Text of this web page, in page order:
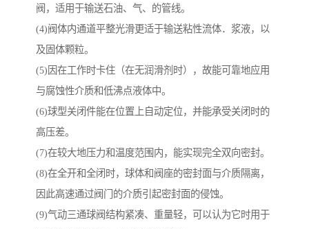
阀，适用于输送石油、气、的管线。
(4)阀体内通道平整光滑更适于输送粘性流体．浆液，以
及固体颗粒。
(5)因在工作时卡住（在无润滑剂时），故能可靠地应用
与腐蚀性介质和低沸点液体中。
(6)球型关闭件能在位置上自动定位，并能承受关闭时的
高压差。
(7)在较大地压力和温度范围内，能实现完全双向密封。
(8)在全开和全闭时，球体和阀座的密封面与介质隔离，
因此高速通过阀门的介质引起密封面的侵蚀。
(9)气动三通球阀结构紧凑、重量轻，可以认为它时用于